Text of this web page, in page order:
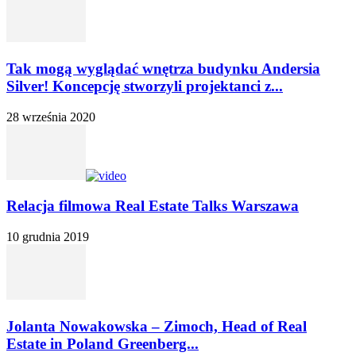
Tak mogą wyglądać wnętrza budynku Andersia
Silver! Koncepcję stworzyli projektanci z...
28 września 2020
Relacja filmowa Real Estate Talks Warszawa
10 grudnia 2019
Jolanta Nowakowska – Zimoch, Head of Real
Estate in Poland Greenberg...